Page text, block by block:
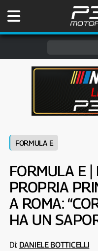
FORMULA E
FORMULA E
PROPRIA
A ROMA:
HA UN
Di: DANIELE BOTTICELLI